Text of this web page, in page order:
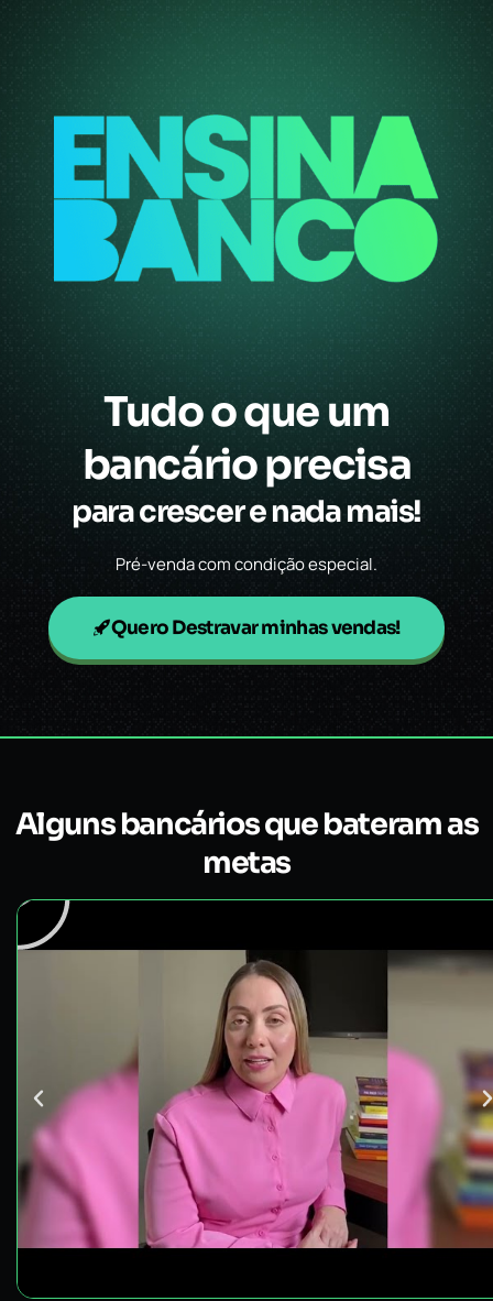
Tudo o que um
bancário precisa
para crescer e nada mais!
Pré-venda com condição especial.
Quero Destravar minhas vendas!
Alguns bancários que bateram as
metas